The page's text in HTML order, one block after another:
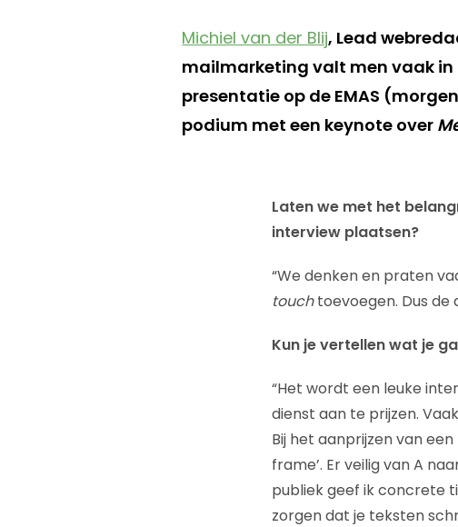
Michiel van der Blij, Lead
mailmarketing valt men vaak in
presentatie op de EMAS
podium met een keynote over
Laten we met het
interview plaatsen?
“We denken en praten
touchtoevoegen. Dus de
Kun je vertellen wat je
“Het wordt een leuke
dienst aan te prijzen.
Bij het aanprijzen van
frame’. Er veilig van A
publiek geef ik concrete
zorgen dat je teksten